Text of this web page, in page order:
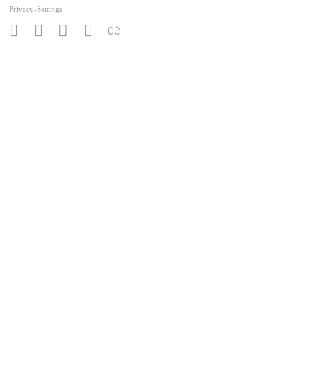
Privacy-Settings
de